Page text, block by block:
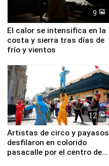
9
El calor se intensifica en la
costa y sierra tras días de
frío y vientos
12
Artistas de circo y payasos
desfilaron en colorido
pasacalle por el centro de